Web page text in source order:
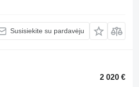
Susisiekite su pardavėju
2 020 €